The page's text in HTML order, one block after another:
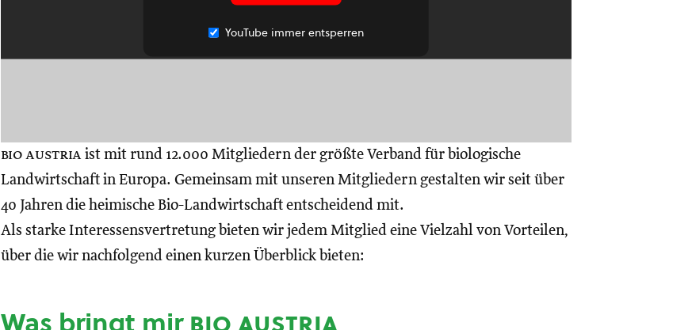
YouTube immer entsperren
bio austria ist mit rund 12.000 Mitgliedern der größte Verband für biologische
Landwirtschaft in Europa. Gemeinsam mit unseren Mitgliedern gestalten wir seit über
40 Jahren die heimische Bio-Landwirtschaft entscheidend mit.
Als starke Interessensvertretung bieten wir jedem Mitglied eine Vielzahl von Vorteilen,
über die wir nachfolgend einen kurzen Überblick bieten: